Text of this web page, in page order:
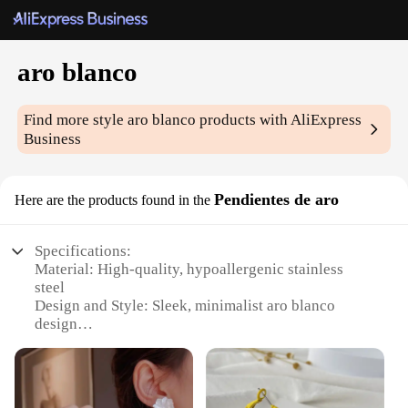
aro blanco
Find more stylearo blanco products with AliExpress
Business
Here are the products found in the Pendientes de aro
Specifications:
Material: High-quality, hypoallergenic stainless
steel
Design and Style: Sleek, minimalist aro blanco
design
wear or special occasions
Performance and Property: Durable and resistant to
tarnish